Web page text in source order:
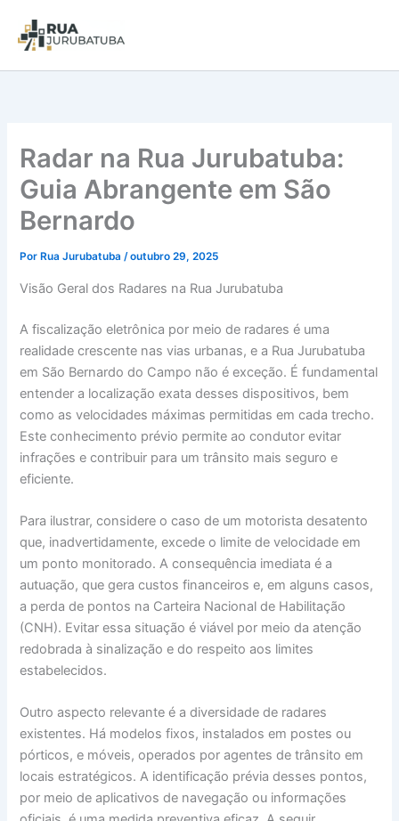
Radar na Rua Jurubatuba:
Guia Abrangente em São
Bernardo
Por Rua Jurubatuba/outubro 29, 2025
Visão Geral dos Radares na Rua Jurubatuba
A fiscalização eletrônica por meio de radares é uma
realidade crescente nas vias urbanas, e a Rua Jurubatuba
em São Bernardo do Campo não é exceção. É fundamental
entender a localização exata desses dispositivos, bem
como as velocidades máximas permitidas em cada trecho.
Este conhecimento prévio permite ao condutor evitar
infrações e contribuir para um trânsito mais seguro e
eficiente.
Para ilustrar, considere o caso de um motorista desatento
que, inadvertidamente, excede o limite de velocidade em
um ponto monitorado. A consequência imediata é a
autuação, que gera custos financeiros e, em alguns casos,
a perda de pontos na Carteira Nacional de Habilitação
(CNH). Evitar essa situação é viável por meio da atenção
redobrada à sinalização e do respeito aos limites
estabelecidos.
Outro aspecto relevante é a diversidade de radares
existentes. Há modelos fixos, instalados em postes ou
pórticos, e móveis, operados por agentes de trânsito em
locais estratégicos. A identificação prévia desses pontos,
por meio de aplicativos de navegação ou informações